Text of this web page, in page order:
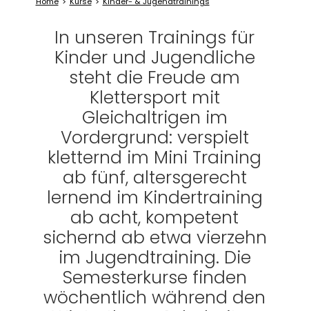
In unseren Trainings für
Kinder und Jugendliche
steht die Freude am
Klettersport mit
Gleichaltrigen im
Vordergrund: verspielt
kletternd im Mini Training
ab fünf, altersgerecht
lernend im Kindertraining
ab acht, kompetent
sichernd ab etwa vierzehn
im Jugendtraining. Die
Semesterkurse finden
wöchentlich während den